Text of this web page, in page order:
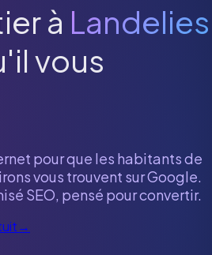
à Landelies
vous
pour que les habitants de
vous trouvent sur Google.
SEO, pensé pour convertir.
→